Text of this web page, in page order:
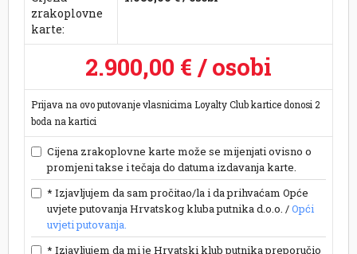
zrakoplovne
karte:
2.900,00 € / osobi
Prijava na ovo putovanje vlasnicima Loyalty Club kartice donosi 2
boda na kartici
Cijena zrakoplovne karte može se mijenjati ovisno o
promjeni takse i tečaja do datuma izdavanja karte.
* Izjavljujem da sam pročitao/la i da prihvaćam Opće
uvjete putovanja Hrvatskog kluba putnika d.o.o. /Opći
uvjeti putovanja.
* Izjavljujem da mi je Hrvatski klub putnika preporučio